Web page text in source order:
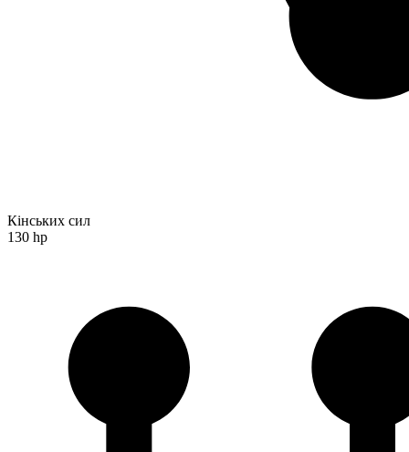
Кінських сил
130 hp